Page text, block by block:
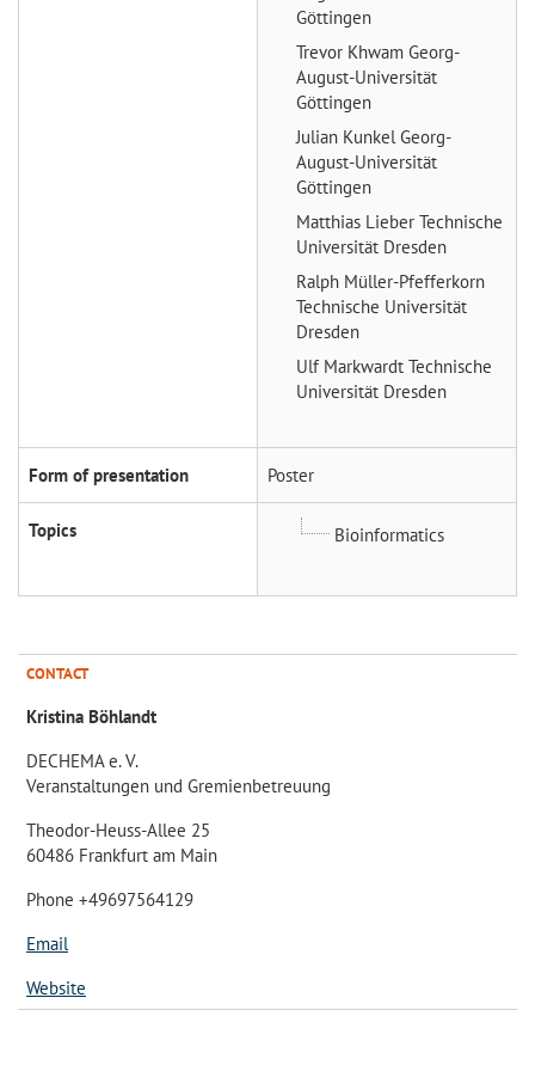
Göttingen
Trevor Khwam Georg-
August-Universität
Göttingen
Julian KunkelGeorg-
August-Universität
Göttingen
Matthias Lieber Technische
Universität Dresden
Ralph Müller-Pfefferkorn
Technische Universität
Dresden
Ulf Markwardt Technische
Universität Dresden
Form of presentation Poster
Topics Bioinformatics
CONTACT
Kristina Böhlandt
DECHEMA e. V.
Veranstaltungen und Gremienbetreuung
Theodor-Heuss-Allee 25
60486 Frankfurt am Main
Phone +49697564129
Email
Website